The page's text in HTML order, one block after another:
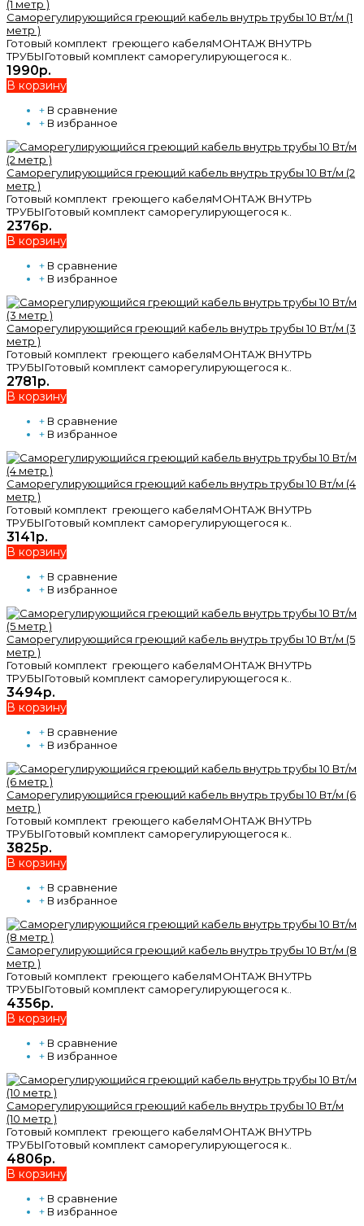
Саморегулирующийся греющий кабель внутрь трубы 10 Вт/м (1
метр )
Готовый комплект греющего кабеляМОНТАЖ ВНУТРЬ
ТРУБЫГотовый комплект саморегулирующегося к..
1990р.
В корзину
+ В сравнение
+ В избранное
Саморегулирующийся греющий кабель внутрь трубы 10 Вт/м (2
метр )
Готовый комплект греющего кабеляМОНТАЖ ВНУТРЬ
ТРУБЫГотовый комплект саморегулирующегося к..
2376р.
В корзину
+ В сравнение
+ В избранное
Саморегулирующийся греющий кабель внутрь трубы 10 Вт/м (3
метр )
Готовый комплект греющего кабеляМОНТАЖ ВНУТРЬ
ТРУБЫГотовый комплект саморегулирующегося к..
2781р.
В корзину
+ В сравнение
+ В избранное
Саморегулирующийся греющий кабель внутрь трубы 10 Вт/м (4
метр )
Готовый комплект греющего кабеляМОНТАЖ ВНУТРЬ
ТРУБЫГотовый комплект саморегулирующегося к..
3141р.
В корзину
+ В сравнение
+ В избранное
Саморегулирующийся греющий кабель внутрь трубы 10 Вт/м (5
метр )
Готовый комплект греющего кабеляМОНТАЖ ВНУТРЬ
ТРУБЫГотовый комплект саморегулирующегося к..
3494р.
В корзину
+ В сравнение
+ В избранное
Саморегулирующийся греющий кабель внутрь трубы 10 Вт/м (6
метр )
Готовый комплект греющего кабеляМОНТАЖ ВНУТРЬ
ТРУБЫГотовый комплект саморегулирующегося к..
3825р.
В корзину
+ В сравнение
+ В избранное
Саморегулирующийся греющий кабель внутрь трубы 10 Вт/м (8
метр )
Готовый комплект греющего кабеляМОНТАЖ ВНУТРЬ
ТРУБЫГотовый комплект саморегулирующегося к..
4356р.
В корзину
+ В сравнение
+ В избранное
Саморегулирующийся греющий кабель внутрь трубы 10 Вт/м
(10 метр )
Готовый комплект греющего кабеляМОНТАЖ ВНУТРЬ
ТРУБЫГотовый комплект саморегулирующегося к..
4806р.
В корзину
+ В сравнение
+ В избранное